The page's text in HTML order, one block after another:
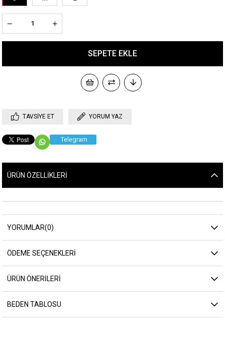
TAVSIYE ET YORUM YAZ
Telegram
ÜRÜN ÖZELLIKLERI
YORUMLAR(0)
ÖDEME SEÇENEKLERI
ÜRÜN ÖNERILERI
BEDEN TABLOSU